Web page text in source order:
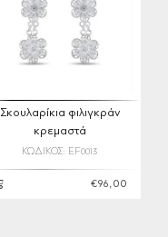
Σκουλαρίκια φιλιγκράν
κρεμαστά
ΚΩΔΙΚΟΣ: EF0013
€96,00